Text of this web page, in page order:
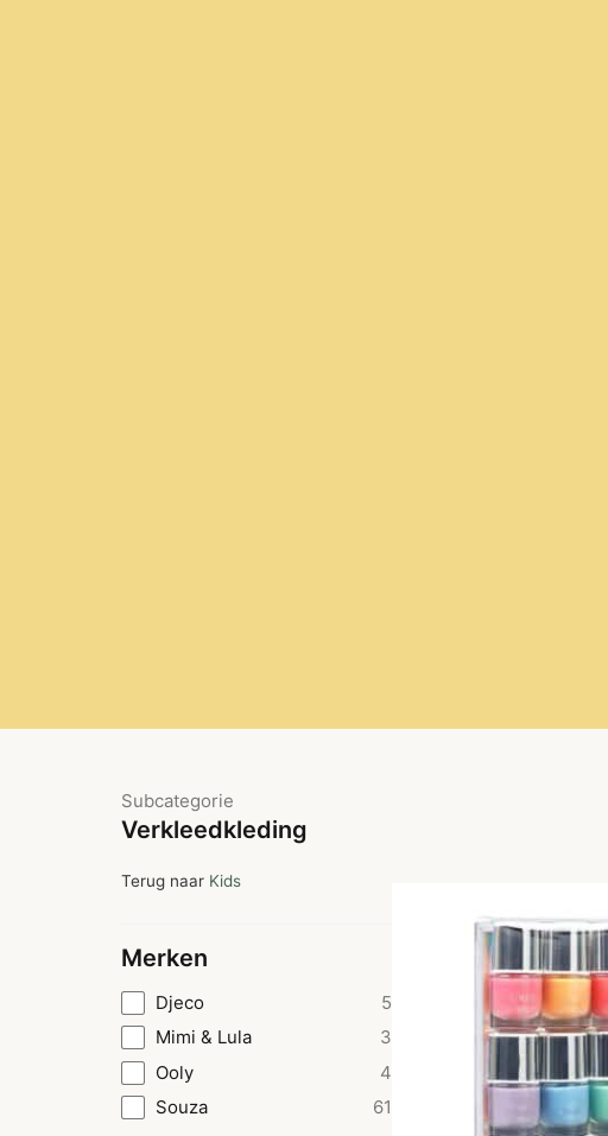
Subcategorie
Verkleedkleding
Terug naar Kids
Merken
Djeco
5
Mimi & Lula
3
Ooly
4
Souza
61